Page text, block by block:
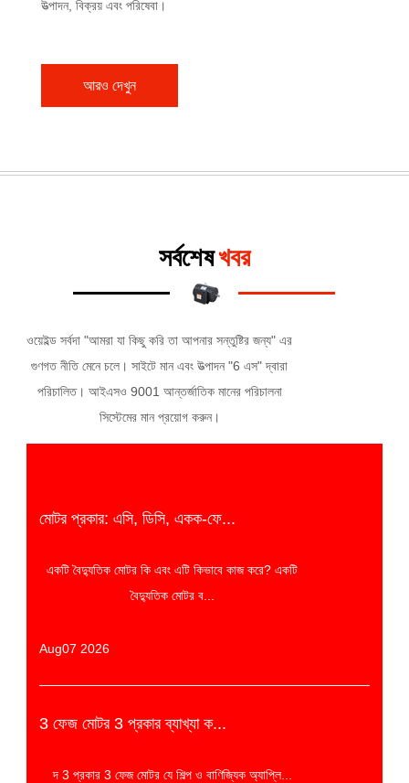
উত্পাদন, বিক্রয় এবং পরিষেবা।
আরও দেখুন
সর্বশেষখবর
ওয়েইল্ড সর্বদা "আমরা যা কিছু করি তা আপনার সন্তুষ্টির জন্য" এর
গুণগত নীতি মেনে চলে। সাইটে মান এবং উত্পাদন "6 এস" দ্বারা
পরিচালিত। আইএসও 9001 আন্তর্জাতিক মানের পরিচালনা
সিস্টেমের মান প্রয়োগ করুন।
মোটর প্রকার: এসি, ডিসি, একক-ফে...
একটি বৈদ্যুতিক মোটর কি এবং এটি কিভাবে কাজ করে? একটি
বৈদ্যুতিক মোটর ব...
Aug07 2026
3 ফেজ মোটর 3 প্রকার ব্যাখ্যা ক...
দ 3 প্রকার 3 ফেজ মোটর যে শিল্প ও বাণিজ্যিক অ্যাপ্লি...